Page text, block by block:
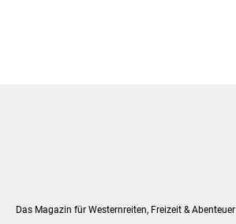
Das Magazin für Westernreiten, Freizeit & Abenteuer